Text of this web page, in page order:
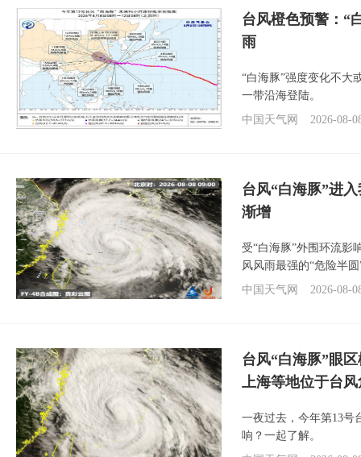
台风橙色预警：“
雨
“白海豚”强度变化不大
一带沿海登陆。
中国天气网
2026-08-
台风“白海豚”进
渐增
受“白海豚”外围环流影
风风雨最强的“危险半
中国天气网
2026-08-
台风“白海豚”眼
上海等地位于台
一夜过去，今年第13号
响？一起了解。